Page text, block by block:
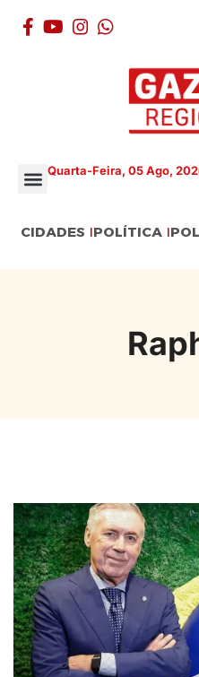
Quarta-Feira, 05 Ago,
CIDADES POLÍTICA